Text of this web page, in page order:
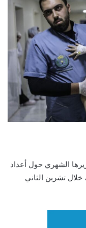
الشهري حول أعداد
خلال تشرين الثاني